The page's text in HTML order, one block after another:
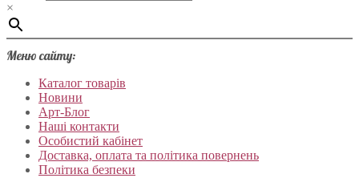
×
Меню сайту:
Каталог товарів
Новини
Арт-Блог
Наші контакти
Особистий кабінет
Доставка, оплата та політика повернень
Політика безпеки